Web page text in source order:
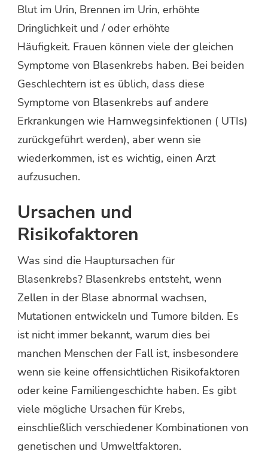
Blut im Urin, Brennen im Urin, erhöhte
Dringlichkeit und / oder erhöhte
Häufigkeit. Frauen können viele der gleichen
Symptome von Blasenkrebs haben. Bei beiden
Geschlechtern ist es üblich, dass diese
Symptome von Blasenkrebs auf andere
Erkrankungen wie Harnwegsinfektionen ( UTIs)
zurückgeführt werden), aber wenn sie
wiederkommen, ist es wichtig, einen Arzt
aufzusuchen.
Ursachen und
Risikofaktoren
Was sind die Hauptursachen für
Blasenkrebs? Blasenkrebs entsteht, wenn
Zellen in der Blase abnormal wachsen,
Mutationen entwickeln und Tumore bilden. Es
ist nicht immer bekannt, warum dies bei
manchen Menschen der Fall ist, insbesondere
wenn sie keine offensichtlichen Risikofaktoren
oder keine Familiengeschichte haben. Es gibt
viele mögliche Ursachen für Krebs,
einschließlich verschiedener Kombinationen von
genetischen und Umweltfaktoren.